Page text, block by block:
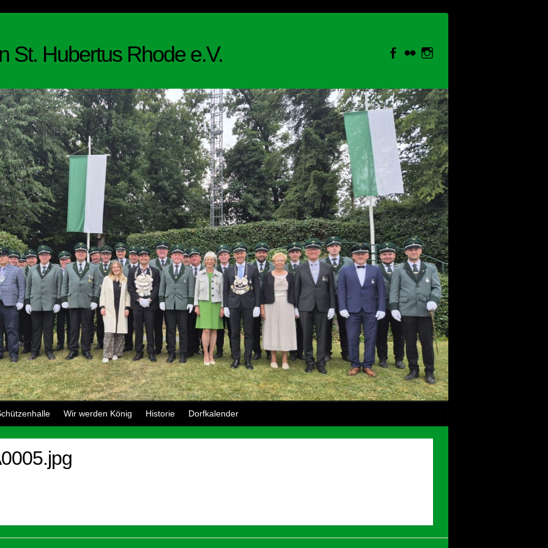
St. Hubertus Rhode e.V.
Wir werden König Historie Dorfkalender